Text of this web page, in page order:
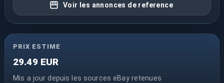
Voir les annonces de reference
PRIX ESTIME
29.49 EUR
Mis a jour depuis les sources eBay retenues